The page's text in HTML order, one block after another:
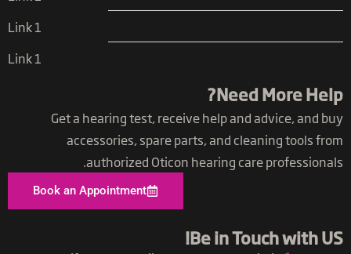
Link 1
Link 1
Need More Help?
Get a hearing test, receive help and advice, and buy
accessories, spare parts, and cleaning tools from
authorized Oticon hearing care professionals.
Book an Appointment
Be in Touch with US​!